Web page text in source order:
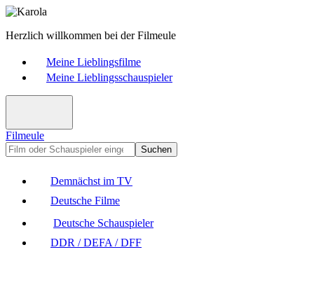
Herzlich willkommen bei der Filmeule
Meine Lieblingsfilme
Meine Lieblingsschauspieler
Filmeule
Suchen
Demnächst im TV
Deutsche Filme
Deutsche Schauspieler
DDR / DEFA / DFF